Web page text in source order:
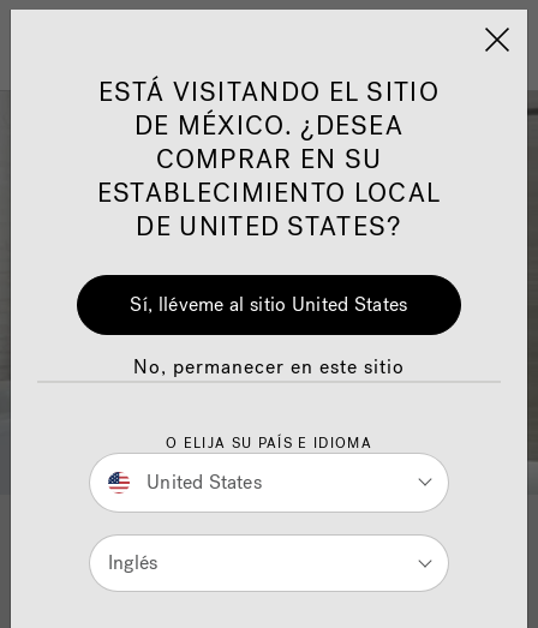
Jacuzzi&reg; Latin
Responsabilidad Social
HIDROMASAJE
Duchas Jacuzzi
ESTÁ VISITANDO EL SITIO
DE MÉXICO. ¿DESEA
COMPRAR EN SU
ESTABLECIMIENTO LOCAL
DE UNITED STATES?
Sí, lléveme al sitio United States
No, permanecer en este sitio
O ELIJA SU PAÍS E IDIOMA
United States
Inglés